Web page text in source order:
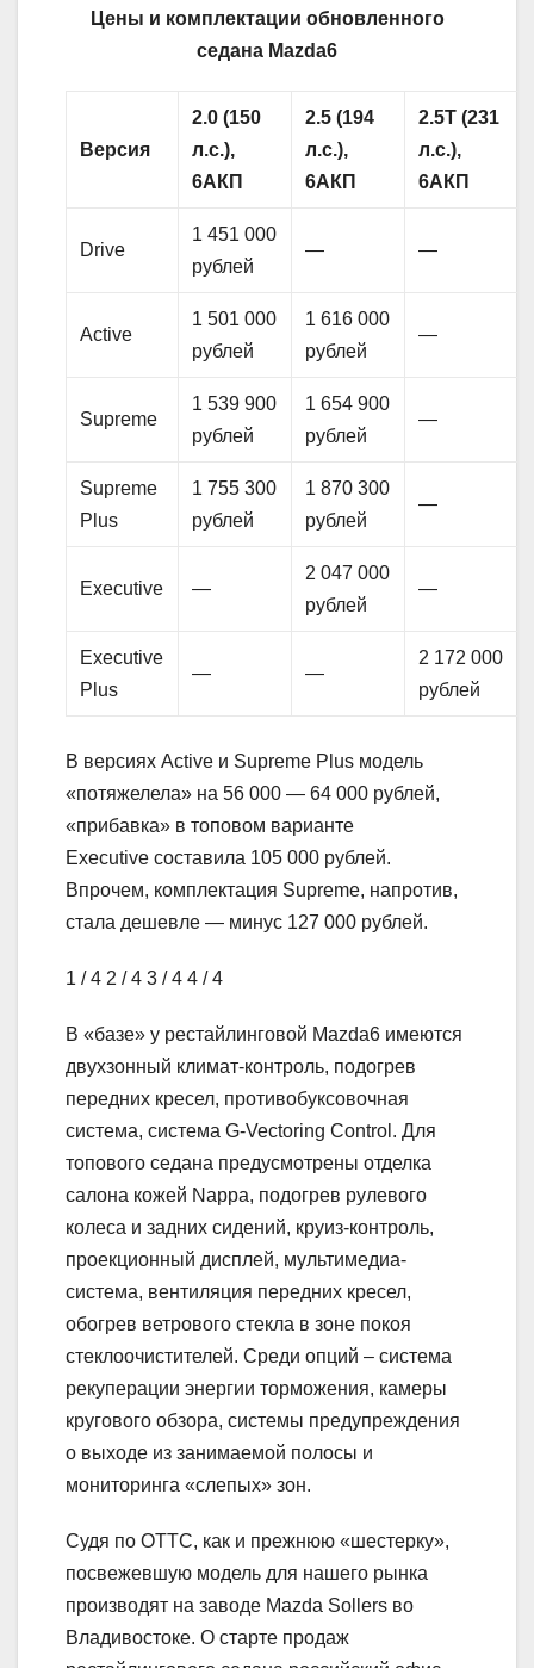
Цены и комплектации обновленного
седана Mazda6
Версия
2.0 (150
л.с.),
6АКП
2.5 (194
л.с.),
6АКП
2.5T (231
л.с.),
6АКП
Drive
1 451 000
рублей
— —
Active
1 501 000
рублей
1 616 000
рублей
—
Supreme
1 539 900
рублей
1 654 900
рублей
—
Supreme
Plus
1 755 300
рублей
1 870 300
рублей
—
Executive —
2 047 000
рублей
—
Executive
Plus
— —
2 172 000
рублей
В версиях Active и Supreme Plus модель
«потяжелела» на 56 000 — 64 000 рублей,
«прибавка» в топовом варианте
Executive составила 105 000 рублей.
Впрочем, комплектация Supreme, напротив,
стала дешевле — минус 127 000 рублей.
1 / 4 2 / 4 3 / 4 4 / 4
В «базе» у рестайлинговой Mazda6 имеются
двухзонный климат-контроль, подогрев
передних кресел, противобуксовочная
система, система G-Vectoring Control. Для
топового седана предусмотрены отделка
салона кожей Nappa, подогрев рулевого
колеса и задних сидений, круиз-контроль,
проекционный дисплей, мультимедиа-
система, вентиляция передних кресел,
обогрев ветрового стекла в зоне покоя
стеклоочистителей. Среди опций – система
рекуперации энергии торможения, камеры
кругового обзора, системы предупреждения
о выходе из занимаемой полосы и
мониторинга «слепых» зон.
Судя по ОТТС, как и прежнюю «шестерку»,
посвежевшую модель для нашего рынка
производят на заводе Mazda Sollers во
Владивостоке. О старте продаж